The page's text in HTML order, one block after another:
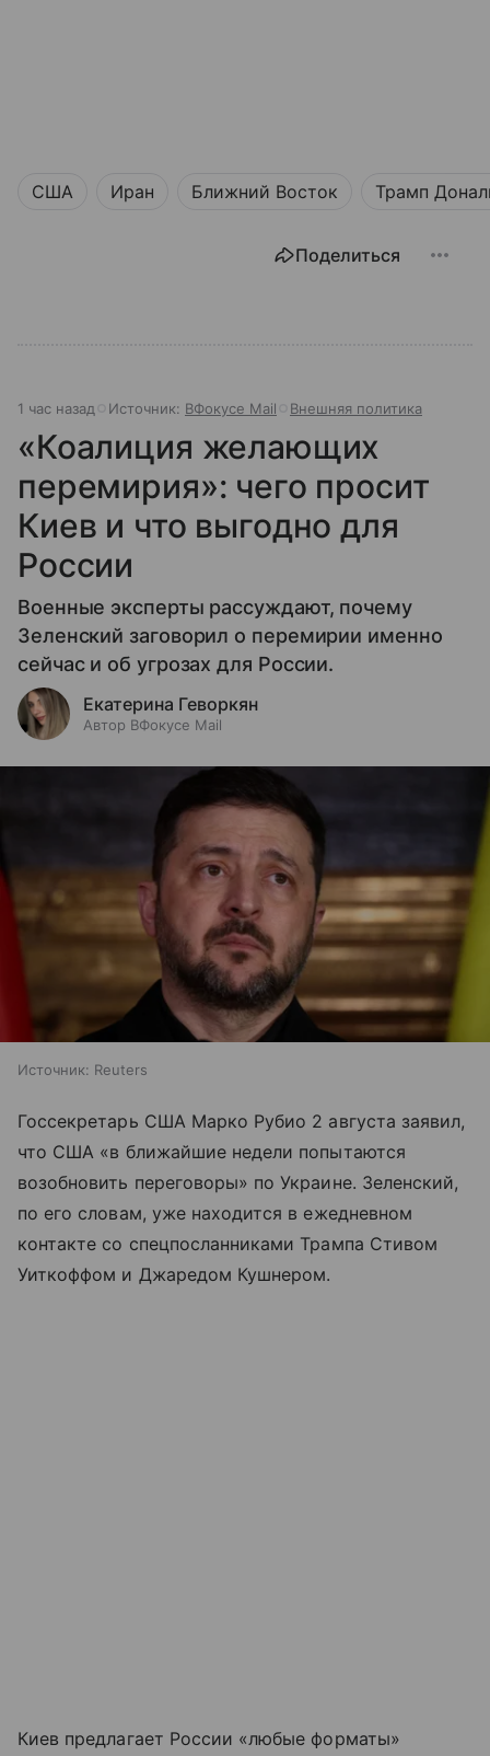
США Иран Ближний Восток Трамп
Поделиться
1 час назад Источник: ВФокусе Mail Внешняя политика
«Коалиция желающих
перемирия»: чего просит
Киев и что выгодно для
России
Военные эксперты рассуждают, почему
Зеленский заговорил о перемирии именно
сейчас и об угрозах для России.
Екатерина Геворкян
Автор ВФокусе Mail
Источник: Reuters
Госсекретарь США Марко Рубио 2 августа заявил,
что США «в ближайшие недели попытаются
возобновить переговоры» по Украине. Зеленский,
по его словам, уже находится в ежедневном
контакте со спецпосланниками Трампа Стивом
Уиткоффом и Джаредом Кушнером.
Киев предлагает России «любые форматы»